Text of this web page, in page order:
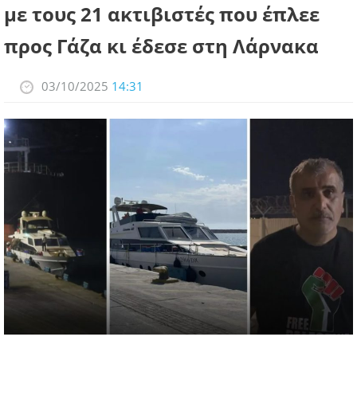
ΛΑΡΝΑΚΑ 2030
με τους 21 ακτιβιστές που έπλεε
προς Γάζα κι έδεσε στη Λάρνακα
03/10/2025 14:31